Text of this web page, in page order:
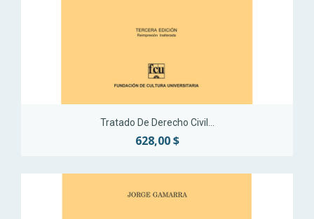
Tratado De Derecho Civil...
628,00 $